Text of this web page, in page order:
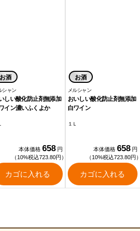
お酒
シャン
しい酸化防止剤無添加
イン濃いふくよか
Ｌ
本体価格 658 円
（10%税込723.80円）
カゴに入れる
お酒
メルシャン
おいしい酸化防止剤無添加
白ワイン
１Ｌ
本体価格 658 円
（10%税込723.80円
カゴに入れる